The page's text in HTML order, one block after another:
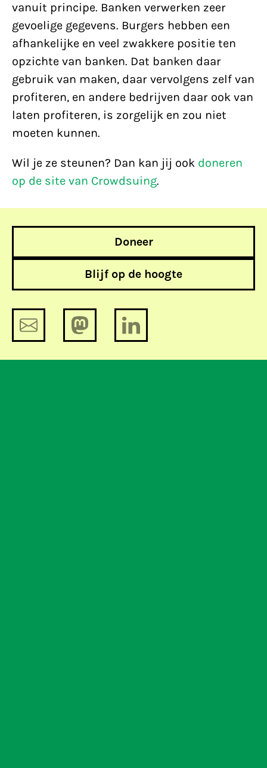
vanuit principe. Banken verwerken zeer
gevoelige gegevens. Burgers hebben een
afhankelijke en veel zwakkere positie ten
opzichte van banken. Dat banken daar
gebruik van maken, daar vervolgens zelf van
profiteren, en andere bedrijven daar ook van
laten profiteren, is zorgelijk en zou niet
moeten kunnen.
Wil je ze steunen? Dan kan jij ook doneren
op de site van Crowdsuing.
Doneer
Blijf op de hoogte